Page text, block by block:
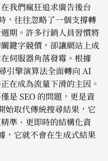
我們瘋狂追求廣告後台
，往往忽略了一個支撐轉
期。許多行銷人員習慣將
鍵字競價，卻讓網站上成
伺服器角落發霉。根據
引擎演算法全面轉向 AI
在成為流量下滑的主因。
是 SEO 的問題，更是資
始取代傳統搜尋結果，它
準、更即時的結構化資
，它就不會在生成式結果